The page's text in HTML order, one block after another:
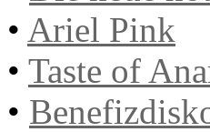
• Ariel Pink
• Taste of
•